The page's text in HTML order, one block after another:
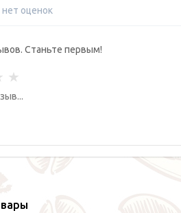
нет оценок
Станьте первым!